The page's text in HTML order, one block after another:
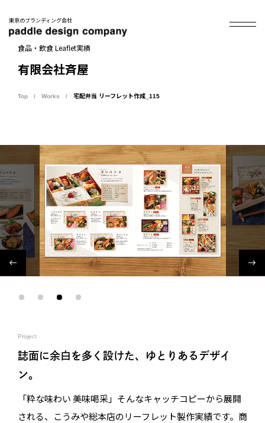
東京のブランディング会社
食品・飲食 Leaflet実績
有限会社斉屋
Top Works 宅配弁当 リーフレット作成_115
Project
誌面に余白を多く設けた、ゆとりあるデザイ
ン。
「粋な味わい 美味喝采」そんなキャッチコピーから展開
される、こうみや総本店のリーフレット製作実績です。商